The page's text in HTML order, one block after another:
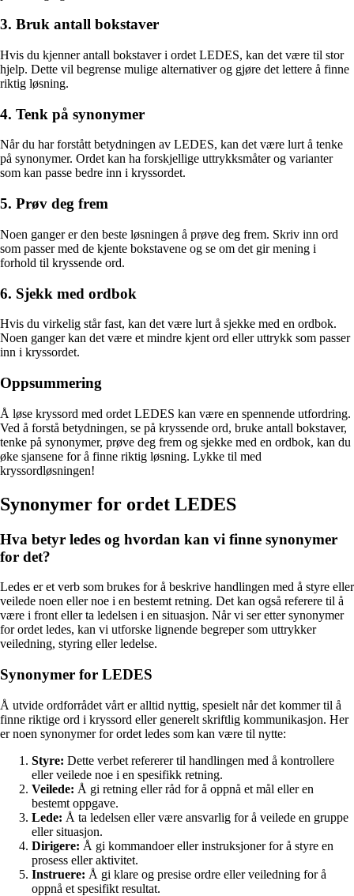
3. Bruk antall bokstaver
Hvis du kjenner antall bokstaver i ordet LEDES, kan det være til stor
hjelp. Dette vil begrense mulige alternativer og gjøre det lettere å finne
riktig løsning.
4. Tenk på synonymer
Når du har forstått betydningen av LEDES, kan det være lurt å tenke
på synonymer. Ordet kan ha forskjellige uttrykksmåter og varianter
som kan passe bedre inn i kryssordet.
5. Prøv deg frem
Noen ganger er den beste løsningen å prøve deg frem. Skriv inn ord
som passer med de kjente bokstavene og se om det gir mening i
forhold til kryssende ord.
6. Sjekk med ordbok
Hvis du virkelig står fast, kan det være lurt å sjekke med en ordbok.
Noen ganger kan det være et mindre kjent ord eller uttrykk som passer
inn i kryssordet.
Oppsummering
Å løse kryssord med ordet LEDES kan være en spennende utfordring.
Ved å forstå betydningen, se på kryssende ord, bruke antall bokstaver,
tenke på synonymer, prøve deg frem og sjekke med en ordbok, kan du
øke sjansene for å finne riktig løsning. Lykke til med
kryssordløsningen!
Synonymer for ordet LEDES
Hva betyr ledes og hvordan kan vi finne synonymer
for det?
Ledes er et verb som brukes for å beskrive handlingen med å styre eller
veilede noen eller noe i en bestemt retning. Det kan også referere til å
være i front eller ta ledelsen i en situasjon. Når vi ser etter synonymer
for ordet ledes, kan vi utforske lignende begreper som uttrykker
veiledning, styring eller ledelse.
Synonymer for LEDES
Å utvide ordforrådet vårt er alltid nyttig, spesielt når det kommer til å
finne riktige ord i kryssord eller generelt skriftlig kommunikasjon. Her
er noen synonymer for ordet ledes som kan være til nytte:
Styre: Dette verbet refererer til handlingen med å kontrollere
eller veilede noe i en spesifikk retning.
Veilede: Å gi retning eller råd for å oppnå et mål eller en
bestemt oppgave.
Lede: Å ta ledelsen eller være ansvarlig for å veilede en gruppe
eller situasjon.
Dirigere: Å gi kommandoer eller instruksjoner for å styre en
prosess eller aktivitet.
Instruere: Å gi klare og presise ordre eller veiledning for å
oppnå et spesifikt resultat.